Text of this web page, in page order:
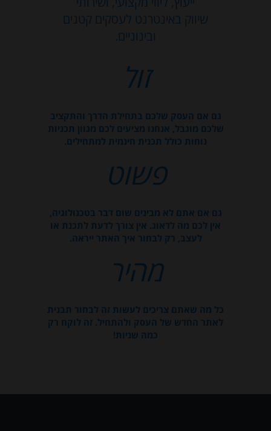
שיווק באינטרנט לעסקים קטנים
ובינוניים.
זול
גם אם העסק שלכם בתחילת הדרך והתקציב
שלכם מוגבל, אנחנו מציעים לכם מגוון תכניות
נוחות כולל תכנית חינמית למתחילים.
פשוט
גם אם אתם לא מבינים שום דבר בטכנולוגיה,
אין לכם מה לדאוג. אין צורך לדעת לתכנת או
לעצב, רק לבחור איך האתר ייראה.
מהיר
כל מה שאתם צריכים לעשות זה לבחור תבנית
לאתר החדש של העסק ולהתחיל. זה לוקח רק
כמה שניות!